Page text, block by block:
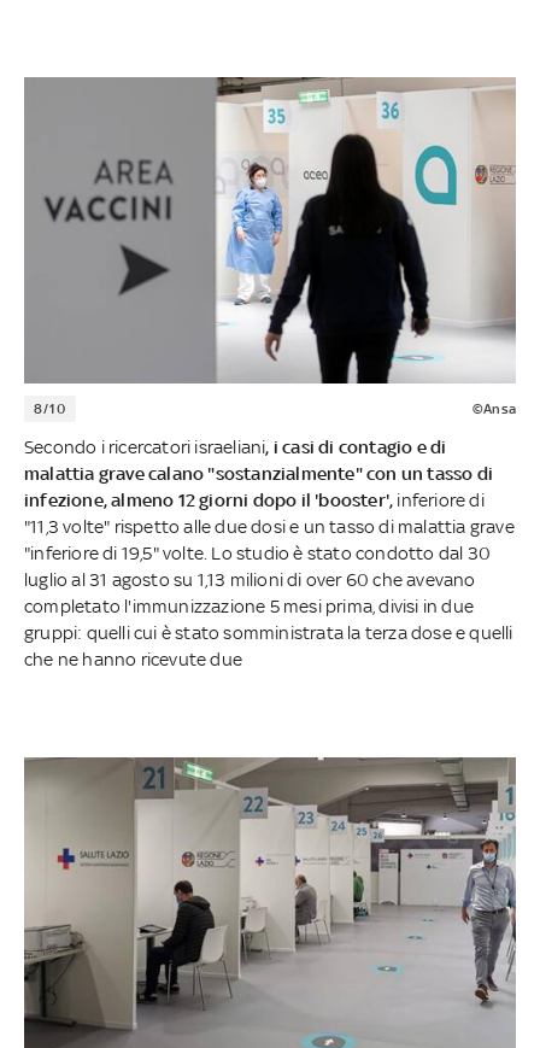
8/10 ©Ansa
Secondo i ricercatori israeliani, i casi di contagio e di
malattia grave calano "sostanzialmente" con un tasso di
infezione, almeno 12 giorni dopo il 'booster', inferiore di
"11,3 volte" rispetto alle due dosi e un tasso di malattia grave
"inferiore di 19,5" volte. Lo studio è stato condotto dal 30
luglio al 31 agosto su 1,13 milioni di over 60 che avevano
completato l'immunizzazione 5 mesi prima, divisi in due
gruppi: quelli cui è stato somministrata la terza dose e quelli
che ne hanno ricevute due